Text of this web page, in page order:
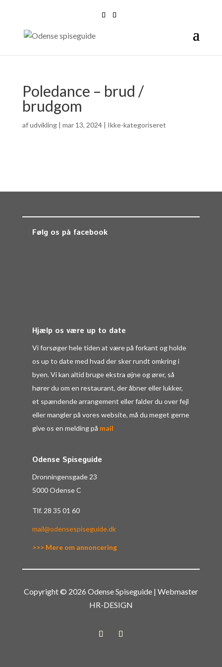
Poledance – brud /
brudgom
afudvikling| mar 13, 2024| Ikke-kategoriseret
Følg os på facebook
Hjælp os være up to date
Vi forsøger hele tiden at være på forkant og holde
os up to date med hvad der sker rundt omkring i
byen. Vi kan altid bruge ekstra øjne og ører, så
hører du om en restaurant, der åbner eller lukker,
et spændende arrangement eller falder du over fejl
eller mangler på vores website, må du meget gerne
give os en melding på mail
Odense Spiseguide
Dronningensgade 23
5000 Odense C
Tlf. 28 35 01 60
mail@odensespiseguide.dk
>>> Mere om annoncering
Copyright © 2026 Odense Spiseguide | Webmaster
HR-DESIGN